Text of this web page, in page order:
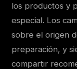
los productos y
especial. Los
sobre el origen
preparación, y
compartir